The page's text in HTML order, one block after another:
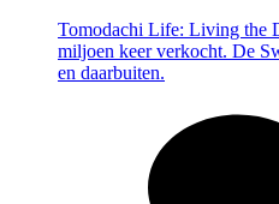
Tomodachi Life: Living the
miljoen keer verkocht. De
en daarbuiten.